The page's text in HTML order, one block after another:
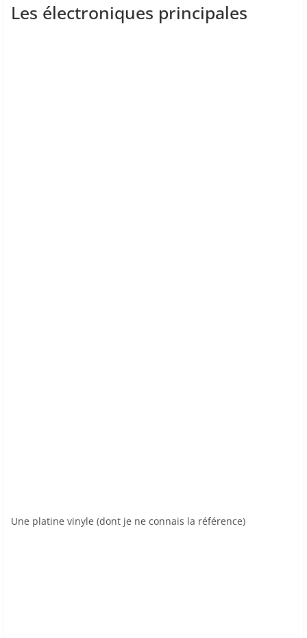
Les électroniques principales
Une platine vinyle (dont je ne connais la référence)